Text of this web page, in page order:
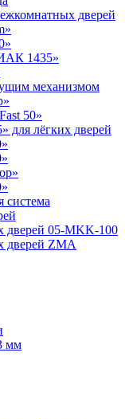
дверей
1435»
механизмом
50»
для лёгких дверей
система
дверей 05-MKK-100
дверей ZMA
мм